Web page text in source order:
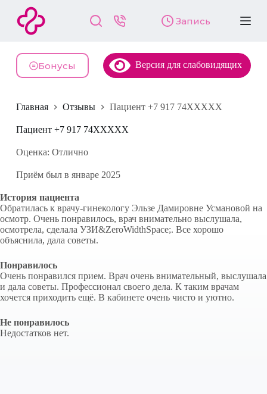
й
и
у
и
Запись
Бонусы Версия для слабовидящих
Главная Отзывы Пациент +7 917 74XXXXX
Пациент +7 917 74XXXXX
Оценка: Отлично
Приём был в январе 2025
История пациента
Обратилась к врачу-гинекологу Эльзе Дамировне Усмановой на
осмотр. Очень понравилось, врач внимательно выслушала,
осмотрела, сделала УЗИ&ZeroWidthSpace;. Все хорошо
объяснила, дала советы.
Понравилось
Очень понравился прием. Врач очень внимательный, выслушала
и дала советы. Профессионал своего дела. К таким врачам
хочется приходить ещё. В кабинете очень чисто и уютно.
Не понравилось
Недостатков нет.